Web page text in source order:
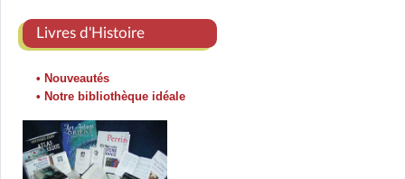
Livres d'Histoire
• Nouveautés
• Notre bibliothèque idéale